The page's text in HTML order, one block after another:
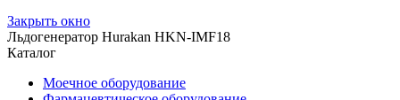
Закрыть окно
Льдогенератор Hurakan HKN-IMF18
Каталог
Моечное оборудование